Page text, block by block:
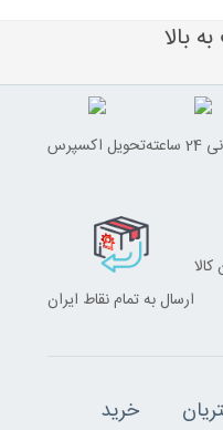
بالا
تحویل اکسپرس
ارسال به تمام نقاط ایران
خرید